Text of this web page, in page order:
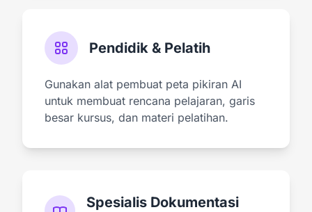
Pendidik & Pelatih
Gunakan alat pembuat peta pikiran AI
untuk membuat rencana pelajaran, garis
besar kursus, dan materi pelatihan.
Spesialis Dokumentasi